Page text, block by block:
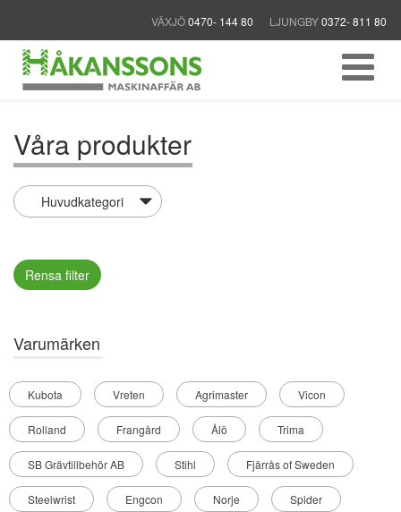
VÄXJÖ0470- 144 80 LJUNGBY0372- 811 80
Våra produkter
Rensa filter
Varumärken
Kubota Vreten Agrimaster Vicon
Rolland Frangård Ålö Trima
SB Grävtillbehör AB Stihl Fjärrås of Sweden
Steelwrist Engcon Norje Spider